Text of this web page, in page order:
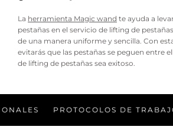
La herramienta Magic wand te ayuda a
pestañas en el servicio de lifting de
de una manera uniforme y sencilla. Con
evitarás que las pestañas se peguen entre
de lifting de pestañas sea exitoso.
PROTOCOLOS DE